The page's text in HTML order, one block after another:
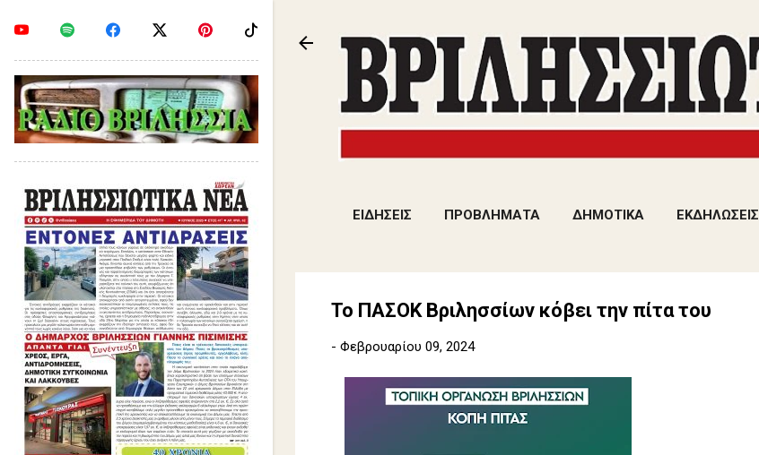
ΕΙΔΗΣΕΙΣ ΠΡΟΒΛΗΜΑΤΑ ΔΗΜΟΤΙΚΑ ΕΚΔΗΛΩΣΕΙΣ
Το ΠΑΣΟΚ Βριλησσίων κόβει την πίτα του
- Φεβρουαρίου 09, 2024